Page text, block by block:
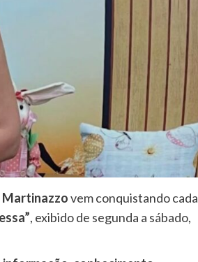
Martinazzovem conquistando cada
, exibido de segunda a sábado,